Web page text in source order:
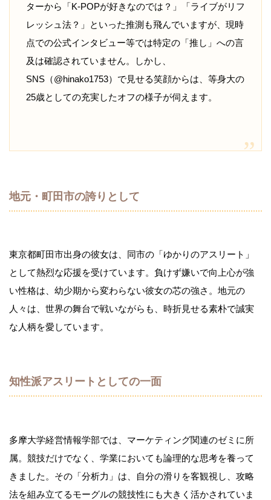
ターから「K-POPが好きなのでは？」「ライブがリフ
レッシュ法？」といった推測も飛んでいますが、現時
点での公式インタビュー等では特定の「推し」への言
及は確認されていません。しかし、
SNS（@hinako1753）で見せる笑顔からは、等身大の
25歳としての充実したオフの様子が伺えます。
地元・町田市の誇りとして
東京都町田市出身の彼女は、同市の「ゆかりのアスリート」
として熱烈な応援を受けています。負けず嫌いで向上心が強
い性格は、幼少期から変わらない彼女の芯の強さ。地元の
人々は、世界の舞台で戦いながらも、時折見せる素朴で誠実
な人柄を愛しています。
知性派アスリートとしての一面
多摩大学経営情報学部では、マーケティング関連のゼミに所
属。競技だけでなく、学業においても論理的な思考を養って
きました。その「分析力」は、自分の滑りを客観視し、攻略
法を組み立てるモーグルの競技性にも大きく活かされていま